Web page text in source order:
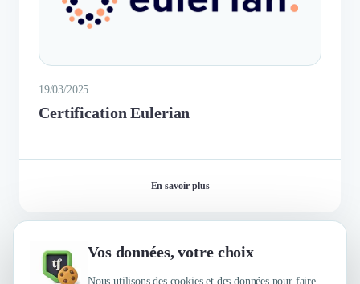
Vos données, votre choix
Nous utilisons des cookies et des données pour faire
19/03/2025
Certification Eulerian
En savoir plus